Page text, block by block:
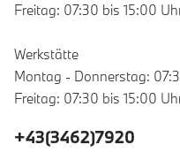
Freitag: 07:30 bis 15:00
Werkstätte
Montag - Donnerstag:
Freitag: 07:30 bis 15:00
+43(3462)7920